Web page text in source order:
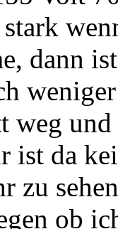
dann
weg
ist da
zu
ob